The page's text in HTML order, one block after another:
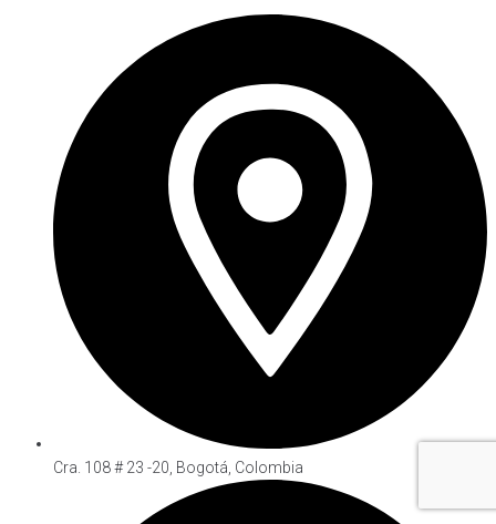
Cra. 108 # 23 -20, Bogotá, Colombia